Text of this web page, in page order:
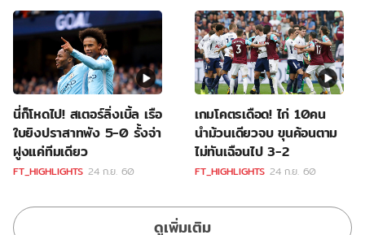
นี่ก็โหดไป! สเตอร์ลิ่งเบิ้ล เรือ
ใบยิงปราสาทพัง 5-0 รั้งจ่า
ฝูงแค่ทีมเดียว
FT_HIGHLIGHTS 24 ก.ย. 60
เกมโคตรเดือด! ไก่ 10คน
นำม้วนเดียวจบ ขุนค้อนตาม
ไม่ทันเฉือนไป 3-2
FT_HIGHLIGHTS 24 ก.ย. 60
ดูเพิ่มเติม